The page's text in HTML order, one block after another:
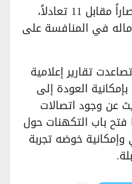
وحقق نادي بنفيكا 23 انتصاراً مقابل 11 تعادلاً،
في المنافسة على
تقارير إعلامية
العودة إلى
عن وجود اتصالات
فتح باب التكهنات حول
خوضه تجربة